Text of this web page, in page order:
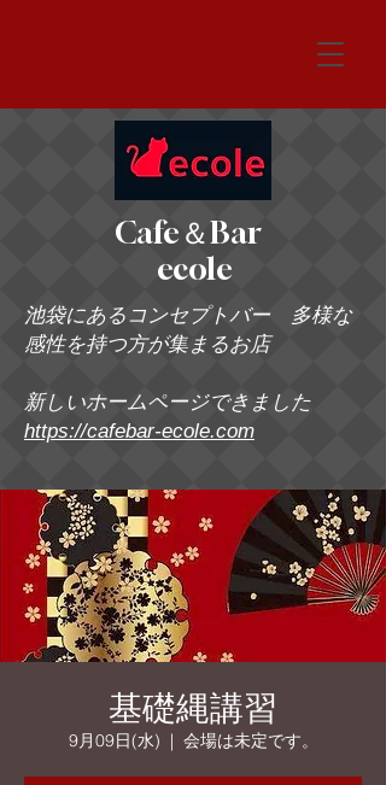
Cafe＆Bar
ecole
池袋にあるコンセプトバー 多様な
感性を持つ方が集まるお店
新しいホームページできました
https://cafebar-ecole.com
基礎縄講習
9月09日(水)
  |
会場は未定です。